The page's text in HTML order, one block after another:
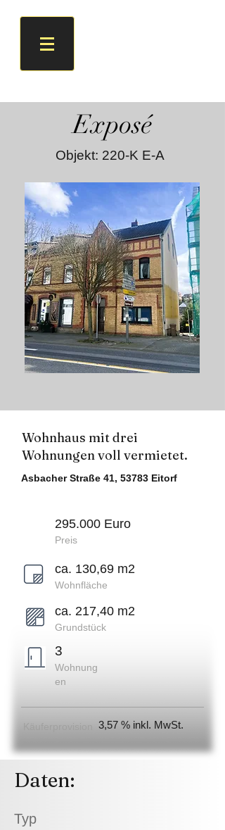
Exposé
Objekt: 220-K E-A
Wohnhaus mit drei
Wohnungen voll vermietet.
Asbacher Straße 41, 53783 Eitorf
295.000 Euro
Preis
ca. 130,69 m2
Wohnfläche
ca. 217,40 m2
Grundstück
3
Wohnung
en
3,57 % inkl. MwSt.
Daten:
Typ